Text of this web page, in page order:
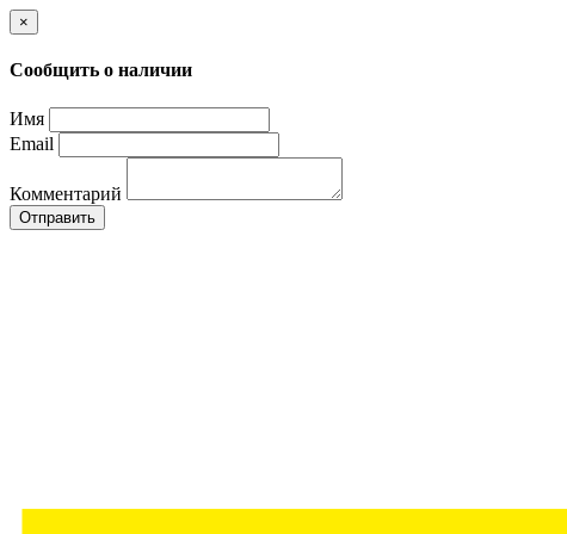
×
Сообщить о наличии
Имя
Email
Комментарий
Отправить